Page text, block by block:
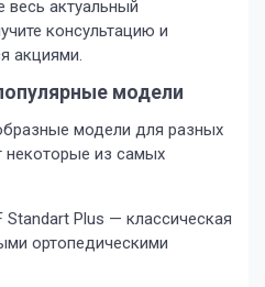
весь актуальный
консультацию и
акциями.
модели
модели для разных
из самых
Standart Plus — классическая
ортопедическими